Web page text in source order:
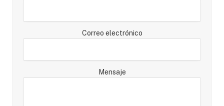
Correo electrónico
Mensaje